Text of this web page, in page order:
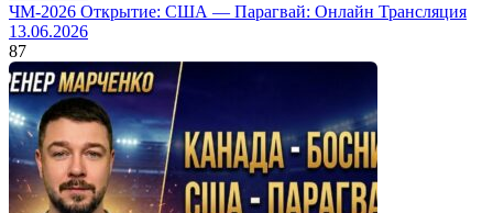
ЧМ-2026 Открытие: США — Парагвай: Онлайн Трансляция
13.06.2026
87